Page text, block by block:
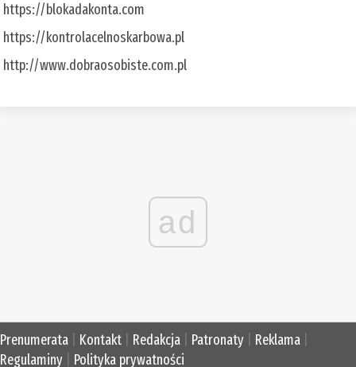
https://blokadakonta.com
https://kontrolacelnoskarbowa.pl
http://www.dobraosobiste.com.pl
ad
Prenumerata Kontakt Redakcja Patronaty Reklama
Regulaminy
Polityka prywatności